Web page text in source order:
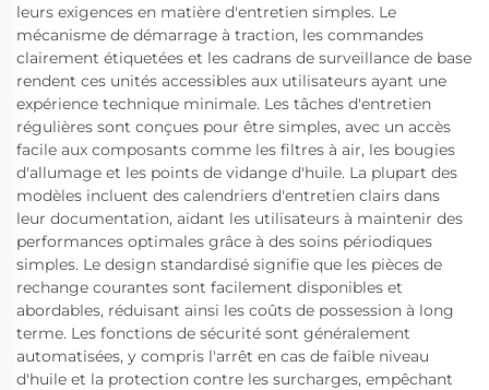
leurs exigences en matière d'entretien simples. Le
mécanisme de démarrage à traction, les commandes
clairement étiquetées et les cadrans de surveillance de base
rendent ces unités accessibles aux utilisateurs ayant une
expérience technique minimale. Les tâches d'entretien
régulières sont conçues pour être simples, avec un accès
facile aux composants comme les filtres à air, les bougies
d'allumage et les points de vidange d'huile. La plupart des
modèles incluent des calendriers d'entretien clairs dans
leur documentation, aidant les utilisateurs à maintenir des
performances optimales grâce à des soins périodiques
simples. Le design standardisé signifie que les pièces de
rechange courantes sont facilement disponibles et
abordables, réduisant ainsi les coûts de possession à long
terme. Les fonctions de sécurité sont généralement
automatisées, y compris l'arrêt en cas de faible niveau
d'huile et la protection contre les surcharges, empêchant